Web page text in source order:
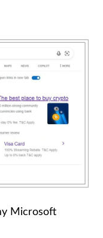
Microsoft